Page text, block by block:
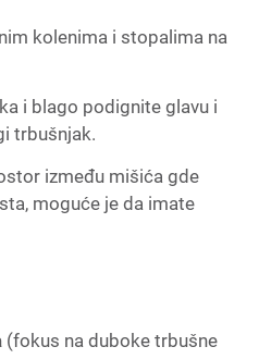
kolenima i stopalima na
i blago podignite glavu i
trbušnjak.
između mišića gde
moguće je da imate
(fokus na duboke trbušne